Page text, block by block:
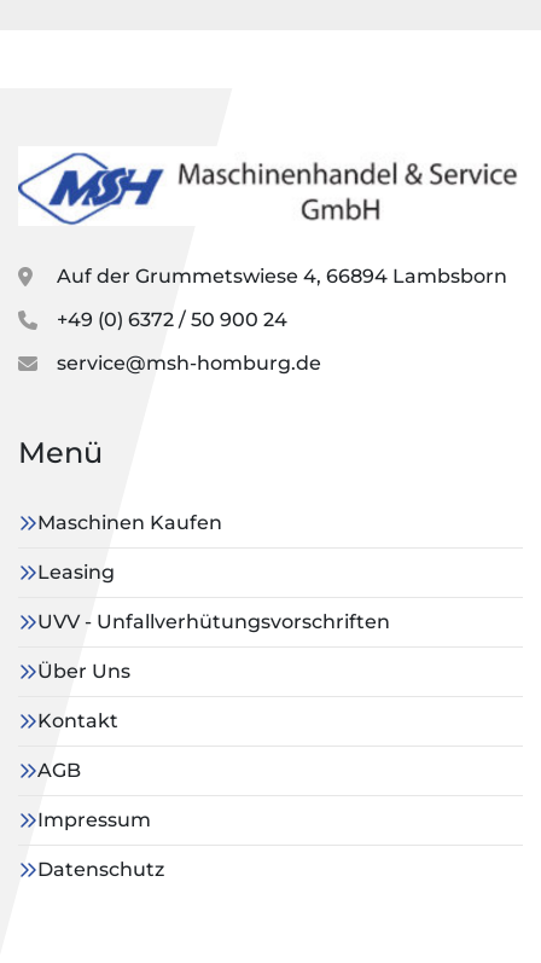
Auf der Grummetswiese 4, 66894 Lambsborn
+49 (0) 6372 / 50 900 24
service@msh-homburg.de
Menü
Maschinen Kaufen
Leasing
UVV - Unfallverhütungsvorschriften
Über Uns
Kontakt
AGB
Impressum
Datenschutz